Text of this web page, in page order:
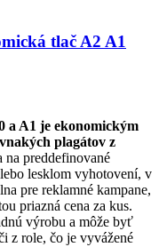
tlač A2 A1
a A1 je ekonomickým
plagátov z
na preddefinované
lesklom vyhotovení, v
pre reklamné kampane,
priazná cena za kus.
výrobu a môže byť
z role, čo je vyvážené